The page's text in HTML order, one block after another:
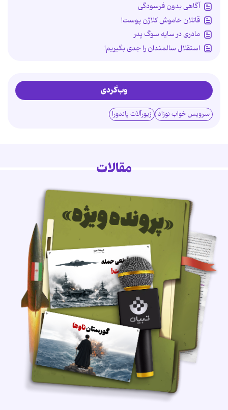
آگاهی بدون فرسودگی
قاتلان خاموش کلاژن پوست!
مادری در سایه سوگ پدر
استقلال سالمندان را جدی بگیریم!
وب‌گردی
سرویس خواب نوزاد زیورآلات پاندورا
مقالات